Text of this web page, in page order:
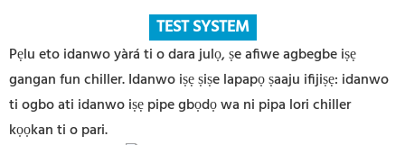
TEST SYSTEM
Pẹlu eto idanwo yàrá ti o dara julọ, ṣe afiwe agbegbe iṣẹ
gangan fun chiller. Idanwo iṣẹ ṣiṣe lapapọ ṣaaju ifijiṣẹ: idanwo
ti ogbo ati idanwo iṣẹ pipe gbọdọ wa ni pipa lori chiller
kọọkan ti o pari.